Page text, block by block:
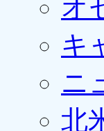
オ
キ
ニ
北